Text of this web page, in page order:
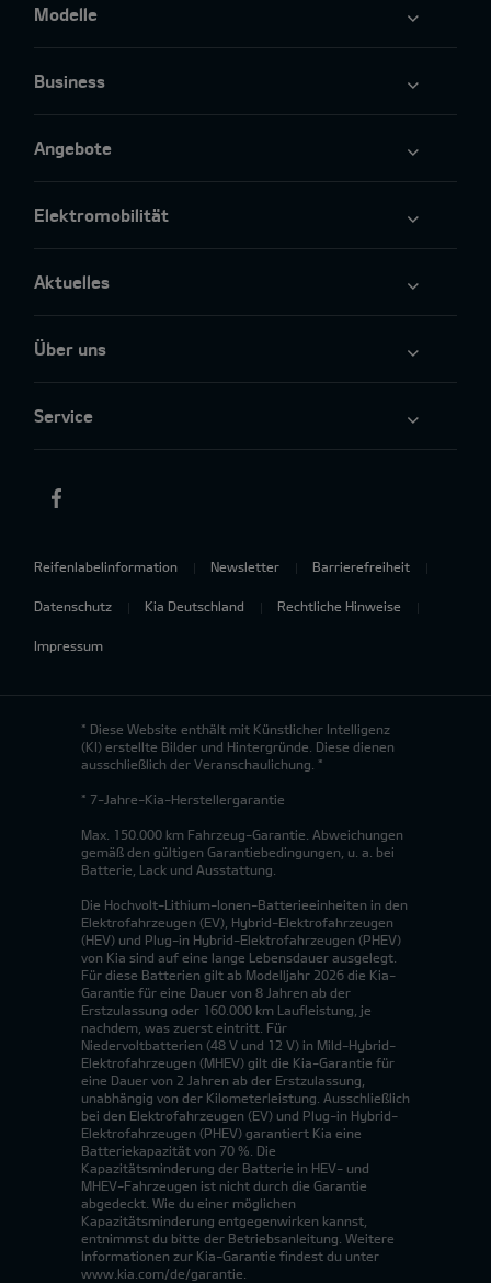
Modelle
Business
Angebote
Elektromobilität
Aktuelles
Über uns
Service
Reifenlabelinformation Newsletter Barrierefreiheit
Datenschutz Kia Deutschland Rechtliche Hinweise
Impressum
* Diese Website enthält mit Künstlicher Intelligenz
(KI) erstellte Bilder und Hintergründe. Diese dienen
ausschließlich der Veranschaulichung. *
* 7-Jahre-Kia-Herstellergarantie
Max. 150.000 km Fahrzeug-Garantie. Abweichungen
gemäß den gültigen Garantiebedingungen, u. a. bei
Batterie, Lack und Ausstattung.
Die Hochvolt-Lithium-Ionen-Batterieeinheiten in den
Elektrofahrzeugen (EV), Hybrid-Elektrofahrzeugen
(HEV) und Plug-in Hybrid-Elektrofahrzeugen (PHEV)
von Kia sind auf eine lange Lebensdauer ausgelegt.
Für diese Batterien gilt ab Modelljahr 2026 die Kia-
Garantie für eine Dauer von 8 Jahren ab der
Erstzulassung oder 160.000 km Laufleistung, je
nachdem, was zuerst eintritt. Für
Niedervoltbatterien (48 V und 12 V) in Mild-Hybrid-
Elektrofahrzeugen (MHEV) gilt die Kia-Garantie für
eine Dauer von 2 Jahren ab der Erstzulassung,
unabhängig von der Kilometerleistung. Ausschließlich
bei den Elektrofahrzeugen (EV) und Plug-in Hybrid-
Elektrofahrzeugen (PHEV) garantiert Kia eine
Batteriekapazität von 70 %. Die
Kapazitätsminderung der Batterie in HEV- und
MHEV-Fahrzeugen ist nicht durch die Garantie
abgedeckt. Wie du einer möglichen
Kapazitätsminderung entgegenwirken kannst,
entnimmst du bitte der Betriebsanleitung. Weitere
Informationen zur Kia-Garantie findest du unter
www.kia.com/de/garantie.